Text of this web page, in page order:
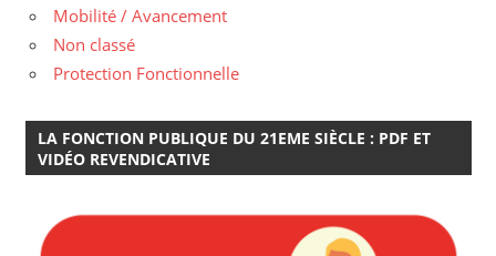
Mobilité / Avancement
Non classé
Protection Fonctionnelle
LA FONCTION PUBLIQUE DU 21EME SIÈCLE : PDF ET
VIDÉO REVENDICATIVE